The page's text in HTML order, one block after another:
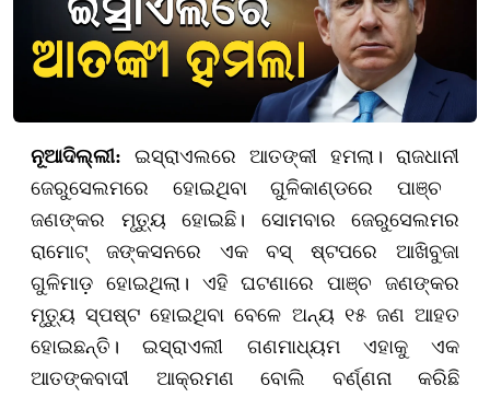
ନୂଆଦିଲ୍ଲୀ: ଇସ୍ରାଏଲରେ ଆତଙ୍କୀ ହମଲା। ରାଜଧାନୀ
ଜେରୁସେଲମରେ ହୋଇଥିବାଗୁଳିକାଣ୍ଡରେ ପାଞ୍ଚ
ଜଣଙ୍କର ମୃତ୍ୟୁ ହୋଇଛି। ସୋମବାର ଜେରୁସେଲମର
ରାମୋଟ୍ ଜଙ୍କସନରେ ଏକ ବସ୍ ଷ୍ଟପରେ
ଆଖିବୁଜା
ଗୁଳିମାଡ଼ ହୋଇଥିଲା। ଏହି ଘଟଣାରେ ପାଞ୍ଚ ଜଣଙ୍କର
ମୃତ୍ୟୁସ୍ପଷ୍ଟ ହୋଇଥିବା ବେଳେ ଅନ୍ୟ ୧୫ଜଣ ଆହତ
ହୋଇଛନ୍ତି। ଇସ୍ରାଏଲୀ ଗଣମାଧ୍ୟମ ଏହାକୁ ଏକ
ଆତଙ୍କବାଦୀ ଆକ୍ରମଣ ବୋଲି ବର୍ଣ୍ଣନା କରିଛି